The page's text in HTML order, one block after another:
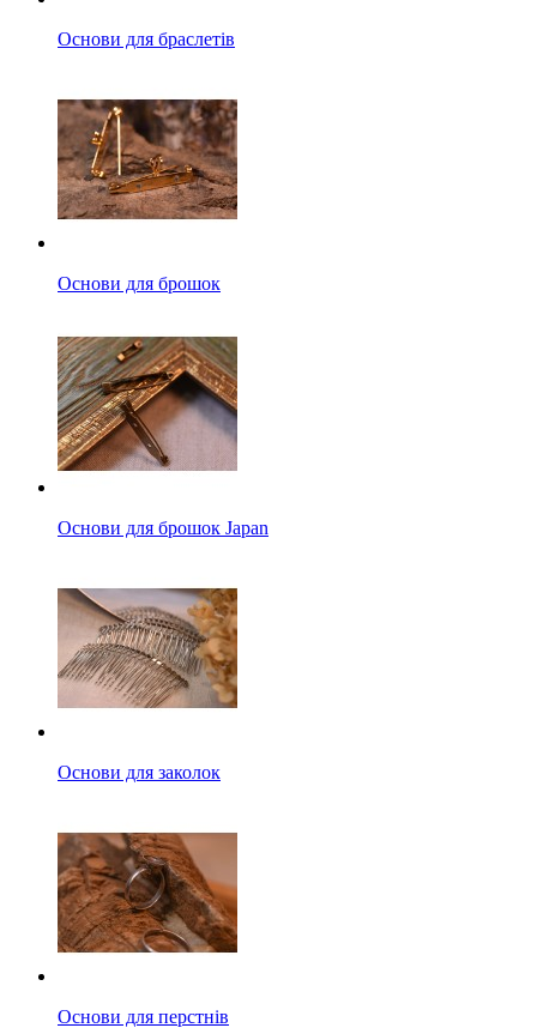
Основи для браслетів
Основи для брошок
Основи для брошок Japan
Основи для заколок
Основи для перстнів